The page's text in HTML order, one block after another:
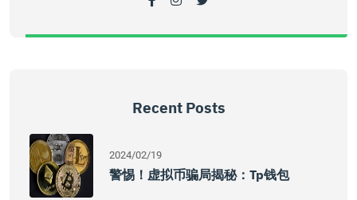
Recent Posts
2024/02/19
警惕！虚拟币骗局揭秘：tp钱包